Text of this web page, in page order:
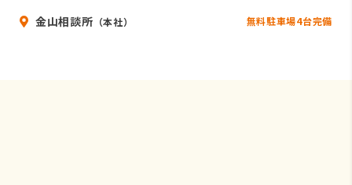
金山相談所 （本社） 無料駐車場4台完備